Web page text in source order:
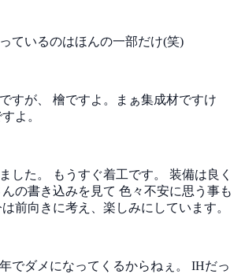
ているのはほんの一部だけ(笑)
すが、 檜ですよ。まぁ集成材ですけ
よ。
した。 もうすぐ着工です。 装備は良く
んの書き込みを見て 色々不安に思う事も
前向きに考え、楽しみにしています。
でダメになってくるからねぇ。 IHだっ